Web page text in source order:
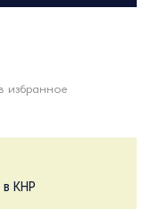
избранное
в КНР